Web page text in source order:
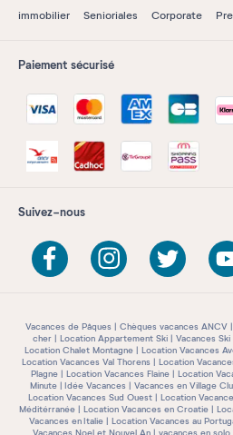
immobilier
Senioriales Corporate
Paiement sécurisé
Suivez-nous
Vacances de Pâques Chèques vacances ANCV
cher
Location Appartement Ski Vacances Ski
Location Chalet Montagne
Location Vacances
Location Vacances Val Thorens
Location
Plagne
Location Vacances Flaine Location
Minute
Idée Vacances Vacances en Village
Location Vacances Sud Ouest
Location
Méditérranée
Location Vacances en Croatie
Vacances en Italie
Location Vacances au
Vacances Noel et Nouvel An
vacances en solo